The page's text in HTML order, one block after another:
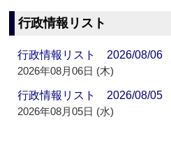
行政情報リスト
行政情報リスト 2026/08/06
2026年08月06日 (木)
行政情報リスト 2026/08/05
2026年08月05日 (水)